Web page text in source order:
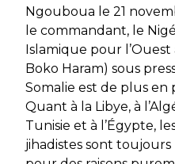
Ngouboua le 21
le commandant, le
Islamique pour l’Ouest
Boko Haram) sous
Somalie est de plus en
Quant à la Libye, à
Tunisie et à l’Égypte,
jihadistes sont toujours